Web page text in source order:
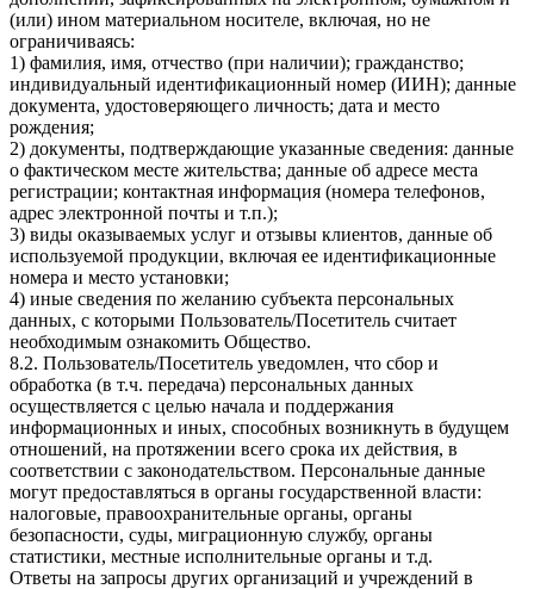
(или) ином материальном носителе, включая, но не
ограничиваясь:
1) фамилия, имя, отчество (при наличии); гражданство;
индивидуальный идентификационный номер (ИИН); данные
документа, удостоверяющего личность; дата и место
рождения;
2) документы, подтверждающие указанные сведения: данные
о фактическом месте жительства; данные об адресе места
регистрации; контактная информация (номера телефонов,
адрес электронной почты и т.п.);
3) виды оказываемых услуг и отзывы клиентов, данные об
используемой продукции, включая ее идентификационные
номера и место установки;
4) иные сведения по желанию субъекта персональных
данных, с которыми Пользователь/Посетитель считает
необходимым ознакомить Общество.
8.2. Пользователь/Посетитель уведомлен, что сбор и
обработка (в т.ч. передача) персональных данных
осуществляется с целью начала и поддержания
информационных и иных, способных возникнуть в будущем
отношений, на протяжении всего срока их действия, в
соответствии с законодательством. Персональные данные
могут предоставляться в органы государственной власти:
налоговые, правоохранительные органы, органы
безопасности, суды, миграционную службу, органы
статистики, местные исполнительные органы и т.д.
Ответы на запросы других организаций и учреждений в